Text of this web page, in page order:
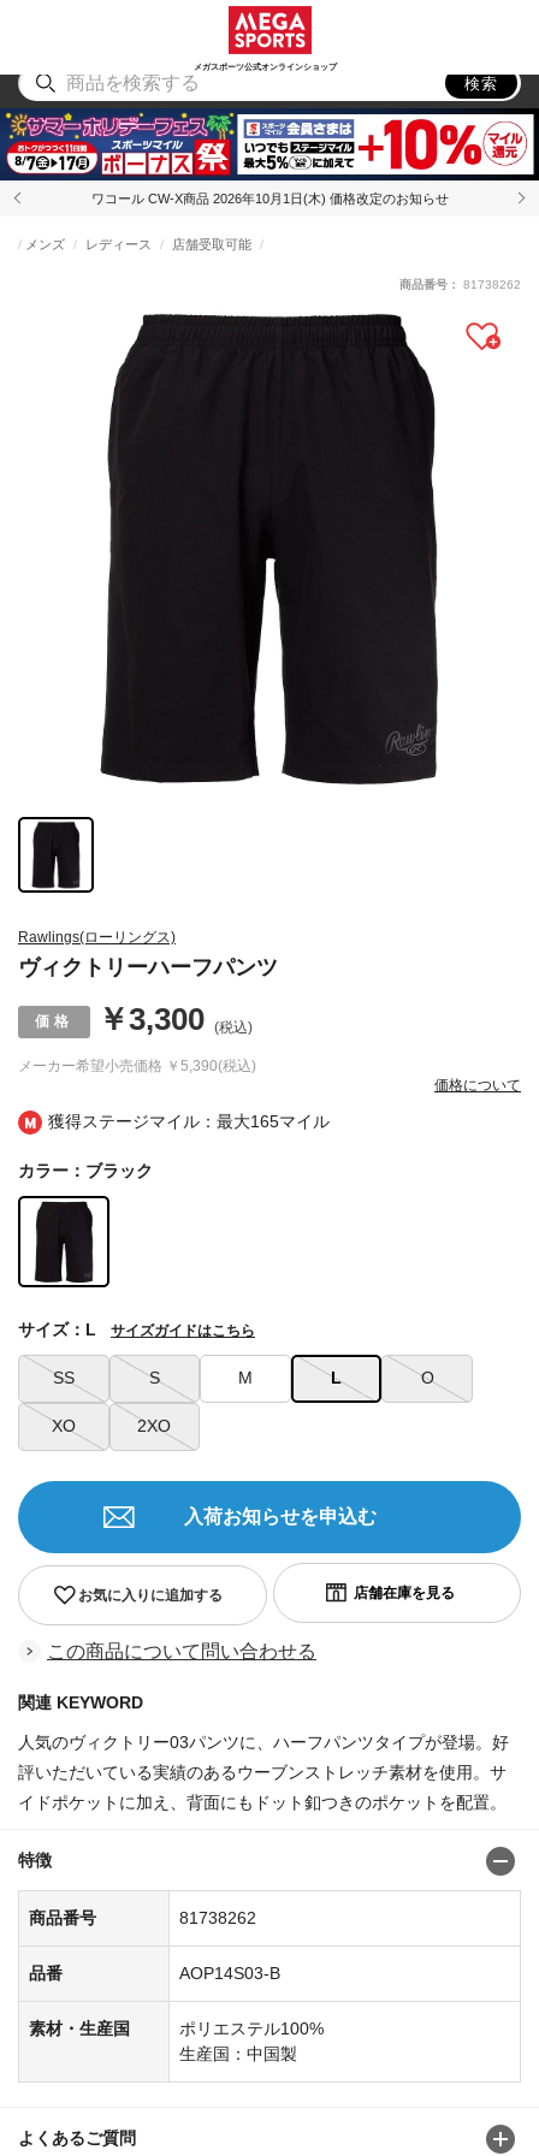
メガスポーツ公式オンラインショップ
アウトドア
検索
ワコール CW-X商品 2026年10月1日(木) 価格改定のお知らせ
獲得ステージマイル：最大165マイル
Rawlings(ローリングス)
ヴィクトリーハーフパンツ
メンズ レディース 店舗受取可能
メーカー希望小売価格 ￥5,390(税込)
￥3,300 (税込)
価格について
商品番号： 81738262
カラー：ブラック
SS S M L O
XO 2XO
サイズ：L サイズガイドはこちら
お気に入りに追加する
入荷お知らせを申込む
この商品について問い合わせる
関連 KEYWORD
人気のヴィクトリー03パンツに、ハーフパンツタイプが登場。好
評いただいている実績のあるウーブンストレッチ素材を使用。サ
イドポケットに加え、背面にもドット釦つきのポケットを配置。
特徴
商品番号 81738262
品番 AOP14S03-B
素材・生産国
ポリエステル100%
生産国：中国製
よくあるご質問